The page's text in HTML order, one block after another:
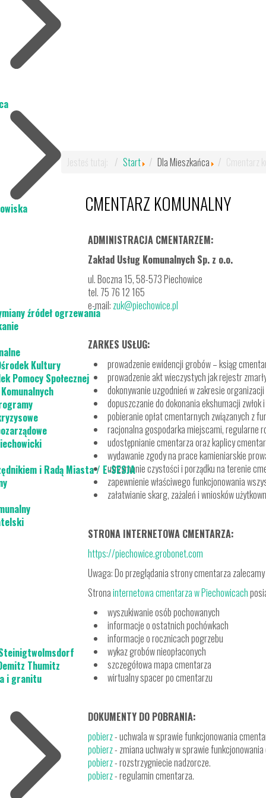
Jesteś tutaj: Start Dla Mieszkańca Cmentarz
CMENTARZ KOMUNALNY
ADMINISTRACJA CMENTARZEM:
Zakład Usług Komunalnych Sp. z o.o.
ul. Boczna 15, 58-573 Piechowice
tel. 75 76 12 165
e-mail: zuk@piechowice.pl
ZARKES USŁUG:
prowadzenie ewidencji grobów – ksiąg
prowadzenie akt wieczystych jak rejestr
dokonywanie uzgodnień w zakresie
dopuszczanie do dokonania ekshumacji
pobieranie opłat cmentarnych związanych z
racjonalna gospodarka miejscami, regularne
udostępnianie cmentarza oraz kaplicy
wydawanie zgody na prace kamieniarskie
utrzymanie czystości i porządku na terenie
zapewnienie właściwego funkcjonowania
załatwianie skarg, zażaleń i wniosków
STRONA INTERNETOWA CMENTARZA:
https://piechowice.grobonet.com
Uwaga: Do przeglądania strony cmentarza
Stronainternetowa cmentarza w Piechowicach
wyszukiwanie osób pochowanych
informacje o ostatnich pochówkach
informacje o rocznicach pogrzebu
wykaz grobów nieopłaconych
szczegółowa mapa cmentarza
wirtualny spacer po cmentarzu
DOKUMENTY DO POBRANIA:
pobierz- uchwala w sprawie funkcjonowania
pobierz- zmiana uchwały w sprawie
pobierz- rozstrzygniecie nadzorcze.
pobierz- regulamin cmentarza.
źródeł ogrzewania
Kultury
Pomocy Społecznej
i Radą Miasta / E-SESJA
Thumitz
i granitu